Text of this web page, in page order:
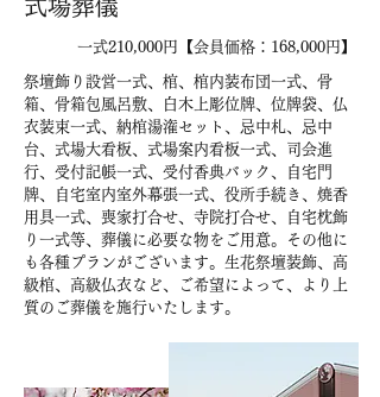
式場葬儀
一式210,000円【会員価格：168,000円】
祭壇飾り設営一式、棺、棺内装布団一式、骨
箱、骨箱包風呂敷、白木上彫位牌、位牌袋、仏
衣装束一式、納棺湯潅セット、忌中札、忌中
台、式場大看板、式場案内看板一式、司会進
行、受付記帳一式、受付香典バック、自宅門
牌、自宅室内室外幕張一式、役所手続き、焼香
用具一式、喪家打合せ、寺院打合せ、自宅枕飾
り一式等、葬儀に必要な物をご用意。その他に
も各種プランがございます。生花祭壇装飾、高
級棺、高級仏衣など、ご希望によって、より上
質のご葬儀を施行いたします。